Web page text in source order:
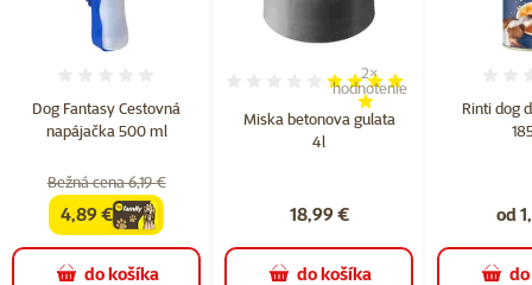
Dog Fantasy Cestovná
napájačka 500 ml
Bežná cena 6,19 €
familycena
4,89 €
do košíka
Miska betonova gulata
4l
Hodnotenie 80%, počet
2×
hodnotenie
18,99 €
do košíka
Rinti dog
od